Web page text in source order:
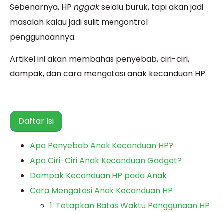
Sebenarnya, HP nggakselalu buruk, tapi akan jadi
masalah kalau jadi sulit mengontrol
penggunaannya.
Artikel ini akan membahas penyebab, ciri-ciri,
dampak, dan cara mengatasi anak kecanduan HP.
Daftar Isi
Apa Penyebab Anak Kecanduan HP?
Apa Ciri-Ciri Anak Kecanduan Gadget?
Dampak Kecanduan HP pada Anak
Cara Mengatasi Anak Kecanduan HP
1. Tetapkan Batas Waktu Penggunaan HP